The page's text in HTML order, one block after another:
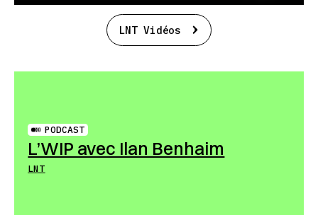
LNT Vidéos
PODCAST
L’WIP avec Ilan Benhaim
LNT